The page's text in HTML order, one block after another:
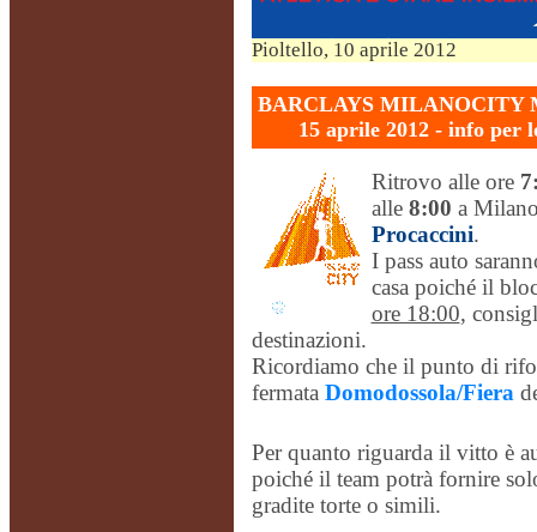
Pioltello, 10 aprile 2012
BARCLAYS MILANOCITY
15 aprile 2012 - info per
Ritrovo alle ore
alle 8:00 a
Procaccini.
I pass auto
casa poiché il
ore 18:00,
destinazioni.
Ricordiamo che il punto di
fermata Domodossola/Fiera
Per quanto riguarda il vitto è
poiché il team potrà fornire
gradite torte o simili.